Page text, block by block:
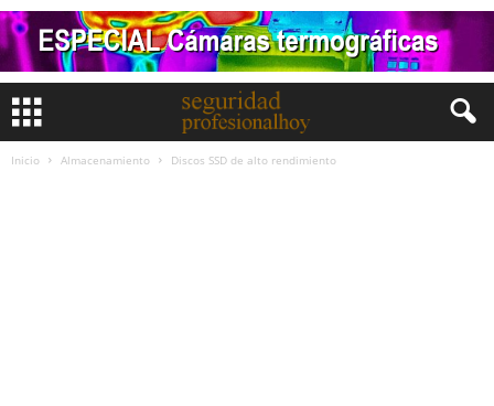
Inicio Almacenamiento Discos SSD de alto rendimiento